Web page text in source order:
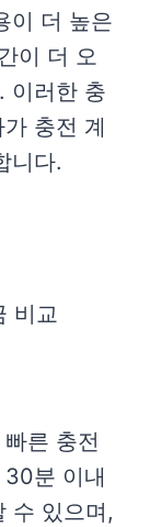
이 더 높은
이 더 오
이러한 충
충전 계
니다.
른 충전
분 이내
수 있으며,